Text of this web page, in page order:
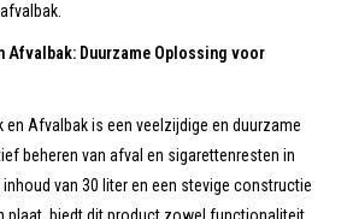
Afvalbak: Duurzame Oplossing voor
en Afvalbak is een veelzijdige en duurzame
beheren van afval en sigarettenresten in
van 30 liter en een stevige constructie